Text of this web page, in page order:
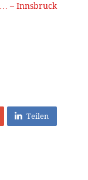
– Innsbruck
Teilen